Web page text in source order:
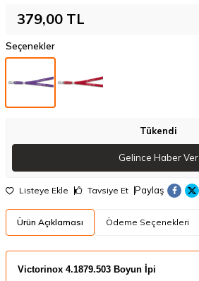
379,00 TL
Seçenekler
Tükendi
Gelince Haber Ver
Listeye Ekle Tavsiye Et Paylaş
Ürün Açıklaması Ödeme Seçenekleri
​​Victorinox 4.1879.503 Boyun İpi